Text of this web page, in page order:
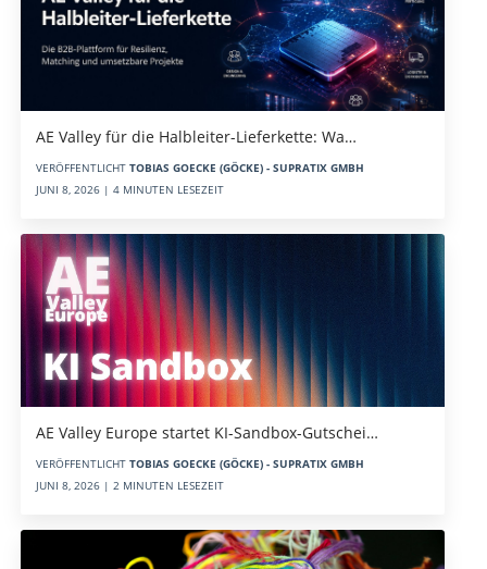
AE Valley für die Halbleiter-Lieferkette: Wa…
VERÖFFENTLICHT TOBIAS GOECKE (GÖCKE) - SUPRATIX GMBH
JUNI 8, 2026 | 4 MINUTEN LESEZEIT
AE Valley Europe startet KI-Sandbox-Gutschei…
VERÖFFENTLICHT TOBIAS GOECKE (GÖCKE) - SUPRATIX GMBH
JUNI 8, 2026 | 2 MINUTEN LESEZEIT